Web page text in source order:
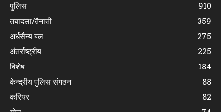
पुलिस
910
तबादला/तैनाती
359
अर्धसैन्य बल
275
अंतर्राष्ट्रीय
225
विशेष
184
केन्द्रीय पुलिस संगठन
88
करियर
82